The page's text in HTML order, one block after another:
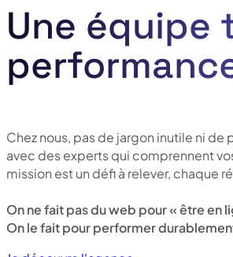
Une équipe
Chez nous, pas de jargon inutile ni
avec des experts qui comprennent
mission est un défi à relever, chaque
On ne fait pas du web pour « être en
On le fait pour performer